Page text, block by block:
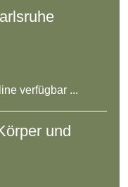
verfügbar ...
und